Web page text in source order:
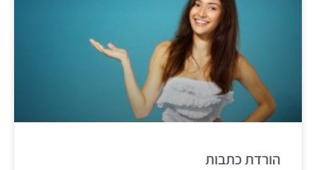
הורדת כתבות